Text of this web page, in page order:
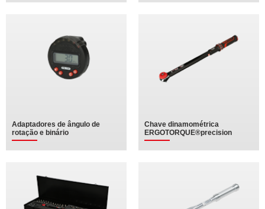
Adaptadores de ângulo de
rotação e binário
Chave dinamométrica
ERGOTORQUE®precision